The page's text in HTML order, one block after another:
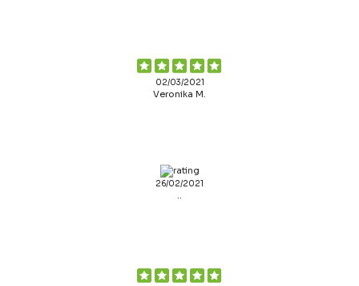
02/03/2021
Veronika M.
26/02/2021
..